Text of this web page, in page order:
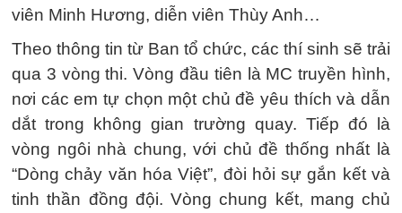
viên Minh Hương, diễn viên Thùy Anh…
Theo thông tin từ Ban tổ chức, các thí sinh sẽ trải
qua 3 vòng thi. Vòng đầu tiên là MC truyền hình,
nơi các em tự chọn một chủ đề yêu thích và dẫn
dắt trong không gian trường quay. Tiếp đó là
vòng ngôi nhà chung, với chủ đề thống nhất là
“Dòng chảy văn hóa Việt”, đòi hỏi sự gắn kết và
tinh thần đồng đội. Vòng chung kết, mang chủ